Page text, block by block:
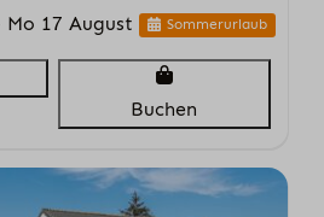
Mo 17 August
Sommerurlaub
Buchen